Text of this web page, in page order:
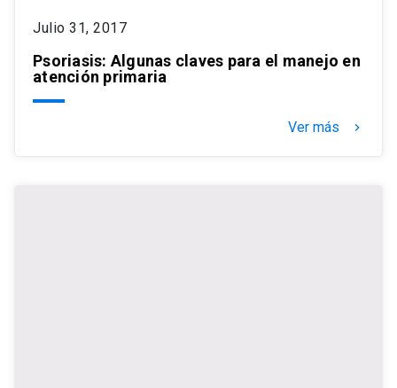
Julio 31, 2017
Psoriasis: Algunas claves para el manejo en
atención primaria
Ver más keyboard_arrow_right